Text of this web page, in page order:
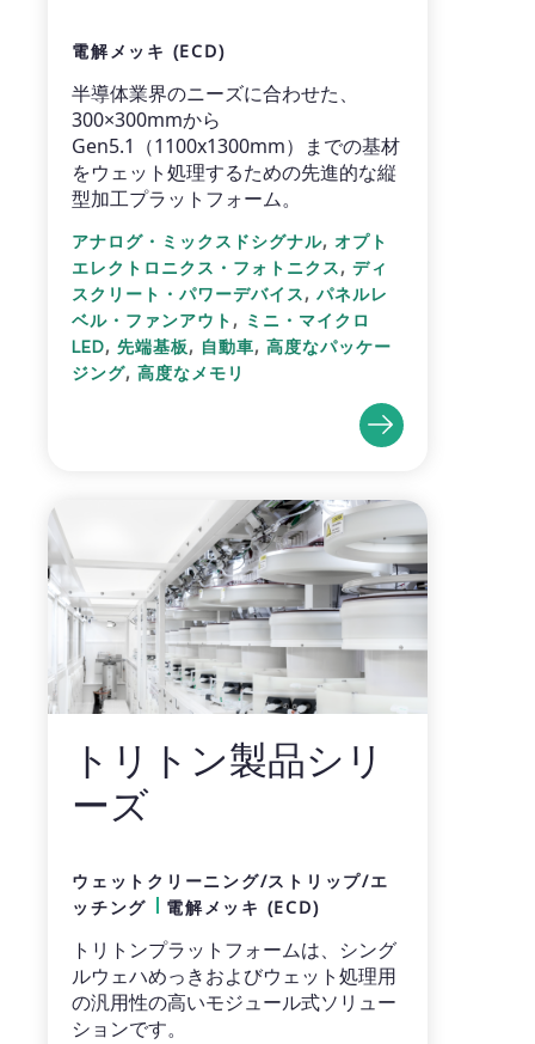
電解メッキ (ECD)
半導体業界のニーズに合わせた、
300×300mmから
Gen5.1（1100x1300mm）までの基材
をウェット処理するための先進的な縦
型加工プラットフォーム。
アナログ・ミックスドシグナル, オプト
エレクトロニクス・フォトニクス, ディ
スクリート・パワーデバイス, パネルレ
ベル・ファンアウト ,
ミニ・マイクロ
LED, 先端基板, 自動車, 高度なパッケー
ジング, 高度なメモリ
トリトン製品シリ
ーズ
ウェットクリーニング/ストリップ/エ
ッチング
電解メッキ (ECD)
トリトンプラットフォームは、シング
ルウェハめっきおよびウェット処理用
の汎用性の高いモジュール式ソリュー
ションです。